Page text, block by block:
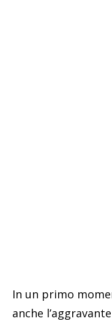
In un primo
anche